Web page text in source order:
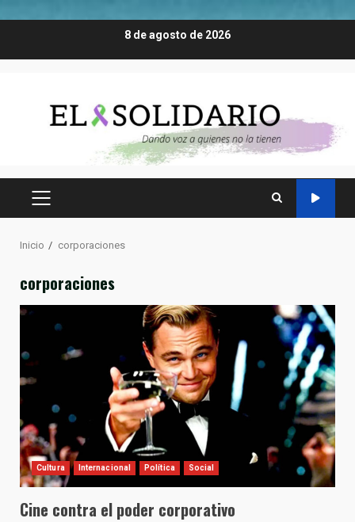
8 de agosto de 2026
MENÚ
Inicio corporaciones
corporaciones
Cultura Internacional Política Social
Cine contra el poder corporativo